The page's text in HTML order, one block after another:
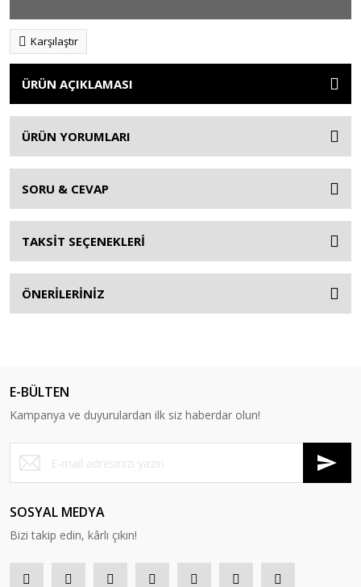
Karşılaştır
ÜRÜN AÇIKLAMASI
ÜRÜN YORUMLARI
SORU & CEVAP
TAKSİT SEÇENEKLERİ
ÖNERİLERİNİZ
E-BÜLTEN
Kampanya ve duyurulardan ilk siz haberdar olun!
SOSYAL MEDYA
Bizi takip edin, kârlı çıkın!